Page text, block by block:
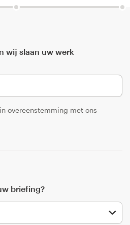
wij slaan uw werk
overeenstemming met ons
briefing?